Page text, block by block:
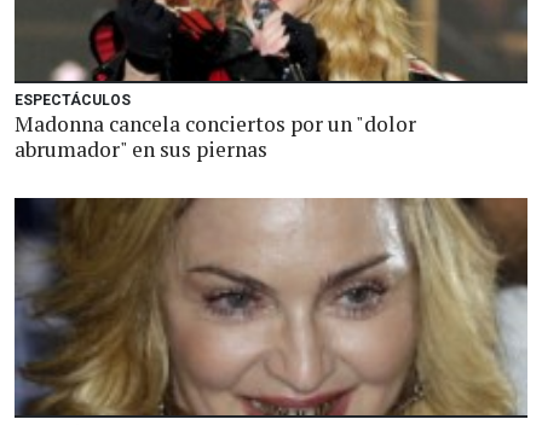
ESPECTÁCULOS
Madonna cancela conciertos por un "dolor
abrumador" en sus piernas